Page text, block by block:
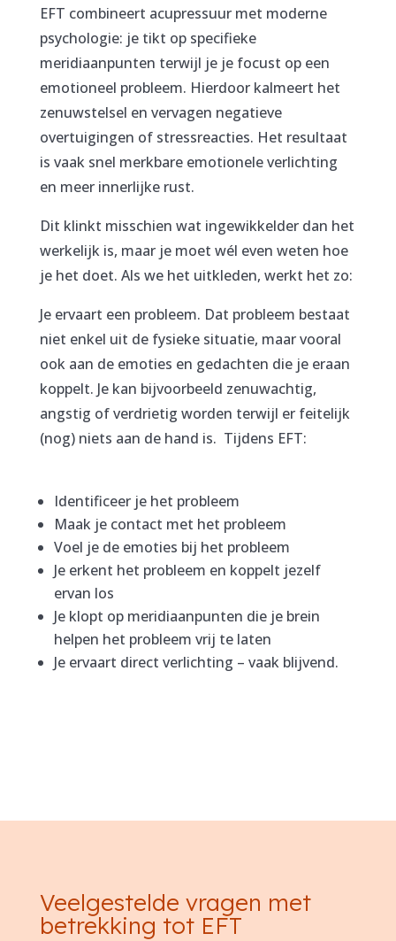
EFT combineert acupressuur met moderne
psychologie: je tikt op specifieke
meridiaanpunten terwijl je je focust op een
emotioneel probleem. Hierdoor kalmeert het
zenuwstelsel en vervagen negatieve
overtuigingen of stressreacties. Het resultaat
is vaak snel merkbare emotionele verlichting
en meer innerlijke rust.
Dit klinkt misschien wat ingewikkelder dan het
werkelijk is, maar je moet wél even weten hoe
je het doet. Als we het uitkleden, werkt het zo:
Je ervaart een probleem. Dat probleem bestaat
niet enkel uit de fysieke situatie, maar vooral
ook aan de emoties en gedachten die je eraan
koppelt. Je kan bijvoorbeeld zenuwachtig,
angstig of verdrietig worden terwijl er feitelijk
(nog) niets aan de hand is. Tijdens EFT:
Identificeer je het probleem
Maak je contact met het probleem
Voel je de emoties bij het probleem
Je erkent het probleem en koppelt jezelf
ervan los
Je klopt op meridiaanpunten die je brein
helpen het probleem vrij te laten
Je ervaart direct verlichting – vaak blijvend.
Veelgestelde vragen met
betrekking tot EFT